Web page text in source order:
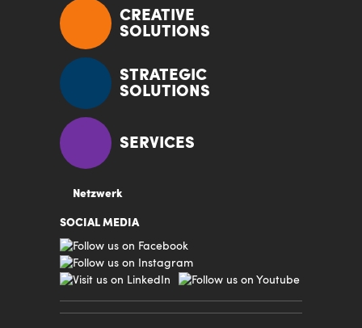
CREATIVE
SOLUTIONS
STRATEGIC
SOLUTIONS
SERVICES
Netzwerk
SOCIAL MEDIA